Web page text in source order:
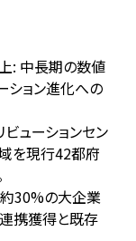
: 中長期の数値
ション進化への
ューションセン
を現行42都府
30%の大企業
携獲得と既存